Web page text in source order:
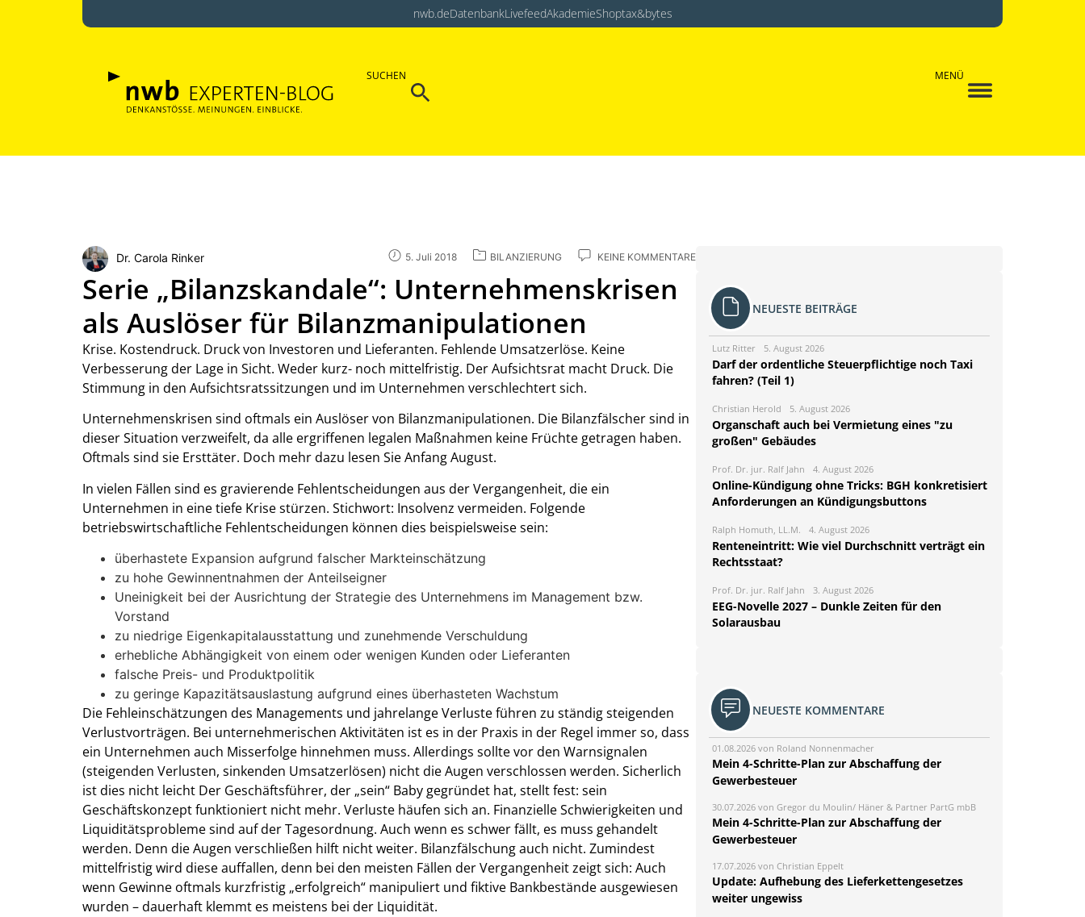
nwb.deDatenbankLivefeedAkademieShoptax&bytes
SUCHEN
Search
MENÜ
Dr. Carola Rinker 5. Juli 2018 BILANZIERUNG KEINE KOMMENTARE
Serie „Bilanzskandale“: Unternehmenskrisen
als Auslöser für Bilanzmanipulationen
Krise. Kostendruck. Druck von Investoren und Lieferanten. Fehlende Umsatzerlöse. Keine
Verbesserung der Lage in Sicht. Weder kurz- noch mittelfristig. Der Aufsichtsrat macht Druck. Die
Stimmung in den Aufsichtsratssitzungen und im Unternehmen verschlechtert sich.
Unternehmenskrisen sind oftmals ein Auslöser von Bilanzmanipulationen. Die Bilanzfälscher sind in
dieser Situation verzweifelt, da alle ergriffenen legalen Maßnahmen keine Früchte getragen haben.
Oftmals sind sie Ersttäter. Doch mehr dazu lesen Sie Anfang August.
In vielen Fällen sind es gravierende Fehlentscheidungen aus der Vergangenheit, die ein
Unternehmen in eine tiefe Krise stürzen. Stichwort: Insolvenz vermeiden. Folgende
betriebswirtschaftliche Fehlentscheidungen können dies beispielsweise sein:
überhastete Expansion aufgrund falscher Markteinschätzung
zu hohe Gewinnentnahmen der Anteilseigner
Uneinigkeit bei der Ausrichtung der Strategie des Unternehmens im Management bzw.
Vorstand
zu niedrige Eigenkapitalausstattung und zunehmende Verschuldung
erhebliche Abhängigkeit von einem oder wenigen Kunden oder Lieferanten
falsche Preis- und Produktpolitik
zu geringe Kapazitätsauslastung aufgrund eines überhasteten Wachstum
Die Fehleinschätzungen des Managements und jahrelange Verluste führen zu ständig steigenden
Verlustvorträgen. Bei unternehmerischen Aktivitäten ist es in der Praxis in der Regel immer so, dass
ein Unternehmen auch Misserfolge hinnehmen muss. Allerdings sollte vor den Warnsignalen
(steigenden Verlusten, sinkenden Umsatzerlösen) nicht die Augen verschlossen werden. Sicherlich
ist dies nicht leicht Der Geschäftsführer, der „sein“ Baby gegründet hat, stellt fest: sein
Geschäftskonzept funktioniert nicht mehr. Verluste häufen sich an. Finanzielle Schwierigkeiten und
Liquiditätsprobleme sind auf der Tagesordnung. Auch wenn es schwer fällt, es muss gehandelt
werden. Denn die Augen verschließen hilft nicht weiter. Bilanzfälschung auch nicht. Zumindest
mittelfristig wird diese auffallen, denn bei den meisten Fällen der Vergangenheit zeigt sich: Auch
wenn Gewinne oftmals kurzfristig „erfolgreich“ manipuliert und fiktive Bankbestände ausgewiesen
wurden – dauerhaft klemmt es meistens bei der Liquidität.
NEUESTE BEITRÄGE
Lutz Ritter 5. August 2026
Darf der ordentliche Steuerpflichtige noch Taxi
fahren? (Teil 1)
Christian Herold 5. August 2026
Organschaft auch bei Vermietung eines "zu
großen" Gebäudes
Prof. Dr. jur. Ralf Jahn 4. August 2026
Online-Kündigung ohne Tricks: BGH konkretisiert
Anforderungen an Kündigungsbuttons
Ralph Homuth, LL.M. 4. August 2026
Renteneintritt: Wie viel Durchschnitt verträgt ein
Rechtsstaat?
Prof. Dr. jur. Ralf Jahn 3. August 2026
EEG-Novelle 2027 – Dunkle Zeiten für den
Solarausbau
NEUESTE KOMMENTARE
01.08.2026 von Roland Nonnenmacher
Mein 4-Schritte-Plan zur Abschaffung der
Gewerbesteuer
30.07.2026 von Gregor du Moulin/ Häner & Partner PartG mbB
Mein 4-Schritte-Plan zur Abschaffung der
Gewerbesteuer
17.07.2026 von Christian Eppelt
Update: Aufhebung des Lieferkettengesetzes
weiter ungewiss